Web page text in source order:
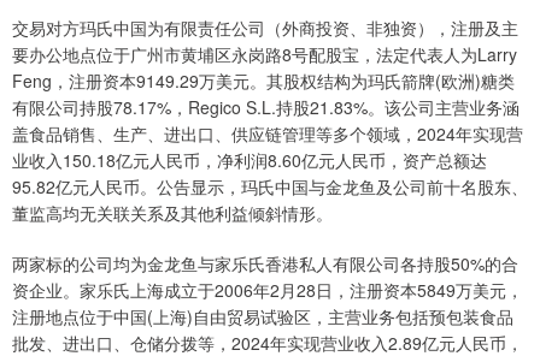
交易对方玛氏中国为有限责任公司（外商投资、非独资），注册及主
要办公地点位于广州市黄埔区永岗路8号配股宝，法定代表人为Larry
Feng，注册资本9149.29万美元。其股权结构为玛氏箭牌(欧洲)糖类
有限公司持股78.17%，Regico S.L.持股21.83%。该公司主营业务涵
盖食品销售、生产、进出口、供应链管理等多个领域，2024年实现营
业收入150.18亿元人民币，净利润8.60亿元人民币，资产总额达
95.82亿元人民币。公告显示，玛氏中国与金龙鱼及公司前十名股东、
董监高均无关联关系及其他利益倾斜情形。
两家标的公司均为金龙鱼与家乐氏香港私人有限公司各持股50%的合
资企业。家乐氏上海成立于2006年2月28日，注册资本5849万美元，
注册地点位于中国(上海)自由贸易试验区，主营业务包括预包装食品
批发、进出口、仓储分拨等，2024年实现营业收入2.89亿元人民币，